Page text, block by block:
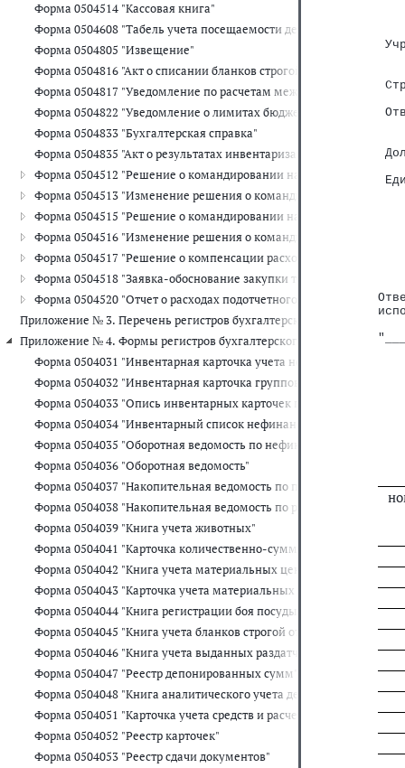
Форма 0504514 "Кассовая книга"
Форма 0504608 "Табель учета посещаемости детей"
Форма 0504805 "Извещение"
Форма 0504816 "Акт о списании бланков строгой отчетности"
Форма 0504817 "Уведомление по расчетам между бюджетами"
Форма 0504822 "Уведомление о лимитах бюджетных
Форма 0504833 "Бухгалтерская справка"
Форма 0504835 "Акт о результатах инвентаризации"
Форма 0504512 "Решение о командировании на территории
Форма 0504513 "Изменение решения о командировании на
Форма 0504515 "Решение о командировании на территорию
Форма 0504516 "Изменение решения о командировании на
Форма 0504517 "Решение о компенсации расходов на оплату
Форма 0504518 "Заявка-обоснование закупки товаров, работ,
Форма 0504520 "Отчет о расходах подотчетного лица"
Приложение № 3. Перечень регистров бухгалтерского учета,
Приложение № 4. Формы регистров бухгалтерского учета,
Форма 0504031 "Инвентарная карточка учета нефинансовых
Форма 0504032 "Инвентарная карточка группового учета
Форма 0504033 "Опись инвентарных карточек по учету
Форма 0504034 "Инвентарный список нефинансовых активов"
Форма 0504035 "Оборотная ведомость по нефинансовым активам"
Форма 0504036 "Оборотная ведомость"
Форма 0504037 "Накопительная ведомость по приходу продуктов
Форма 0504038 "Накопительная ведомость по расходу продуктов
Форма 0504039 "Книга учета животных"
Форма 0504041 "Карточка количественно-суммового учета
Форма 0504042 "Книга учета материальных ценностей"
Форма 0504043 "Карточка учета материальных ценностей"
Форма 0504044 "Книга регистрации боя посуды"
Форма 0504045 "Книга учета бланков строгой отчетности"
Форма 0504046 "Книга учета выданных раздатчикам денег на
Форма 0504047 "Реестр депонированных сумм"
Форма 0504048 "Книга аналитического учета депонированной
Форма 0504051 "Карточка учета средств и расчетов"
Форма 0504052 "Реестр карточек"
Форма 0504053 "Реестр сдачи документов"